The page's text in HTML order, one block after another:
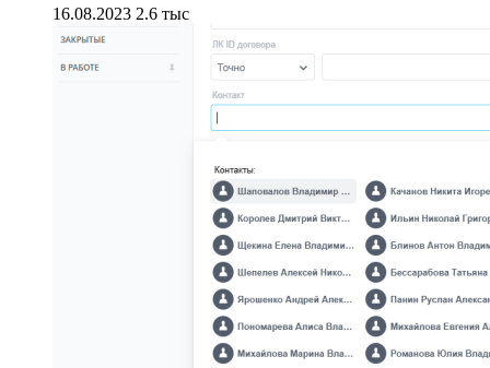
16.08.2023 2.6 тыс